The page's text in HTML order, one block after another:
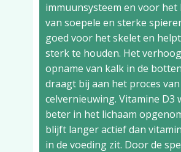
immuunsysteem en voor het
van soepele en sterke
goed voor het skelet en
sterk te houden. Het
opname van kalk in de
draagt bij aan het proces van
celvernieuwing. Vitamine D3
beter in het lichaam
blijft langer actief dan
in de voeding zit. Door de